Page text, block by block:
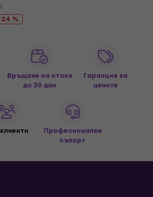
%
Връщане на стоки
до 30 дни
Гаранция за
цените
Професионален
съпорт